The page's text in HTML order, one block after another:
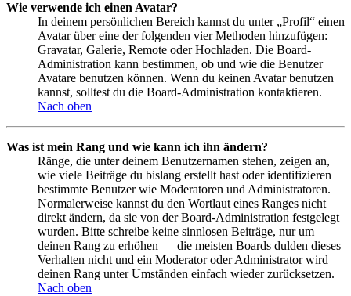
Wie verwende ich einen Avatar?
In deinem persönlichen Bereich kannst du unter „Profil“ einen
Avatar über eine der folgenden vier Methoden hinzufügen:
Gravatar, Galerie, Remote oder Hochladen. Die Board-
Administration kann bestimmen, ob und wie die Benutzer
Avatare benutzen können. Wenn du keinen Avatar benutzen
kannst, solltest du die Board-Administration kontaktieren.
Nach oben
Was ist mein Rang und wie kann ich ihn ändern?
Ränge, die unter deinem Benutzernamen stehen, zeigen an,
wie viele Beiträge du bislang erstellt hast oder identifizieren
bestimmte Benutzer wie Moderatoren und Administratoren.
Normalerweise kannst du den Wortlaut eines Ranges nicht
direkt ändern, da sie von der Board-Administration festgelegt
wurden. Bitte schreibe keine sinnlosen Beiträge, nur um
deinen Rang zu erhöhen — die meisten Boards dulden dieses
Verhalten nicht und ein Moderator oder Administrator wird
deinen Rang unter Umständen einfach wieder zurücksetzen.
Nach oben